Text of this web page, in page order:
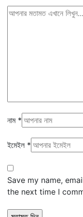
নাম *
ইমেইল *
Save my name,
the next time I